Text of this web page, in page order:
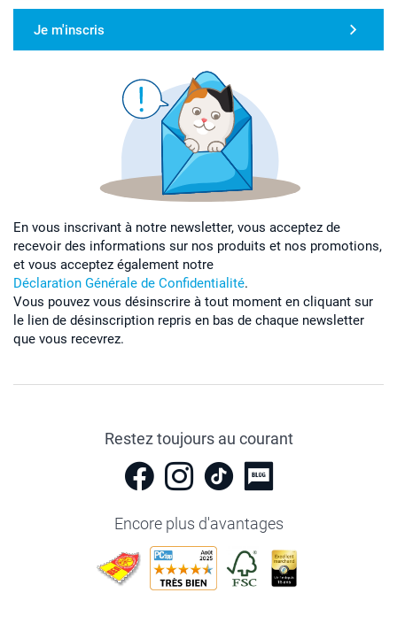
Je m'inscris
En vous inscrivant à notre newsletter, vous acceptez de
recevoir des informations sur nos produits et nos promotions,
et vous acceptez également notre
Déclaration Générale de Confidentialité.
Vous pouvez vous désinscrire à tout moment en cliquant sur
le lien de désinscription repris en bas de chaque newsletter
que vous recevrez.
Restez toujours au courant
Encore plus d'avantages